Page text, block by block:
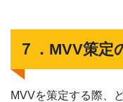
７．MVV策定
MVVを策定する際、